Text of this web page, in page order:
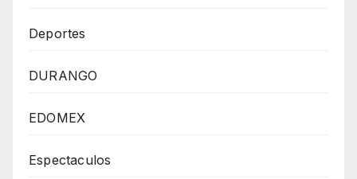
Deportes
DURANGO
EDOMEX
Espectaculos